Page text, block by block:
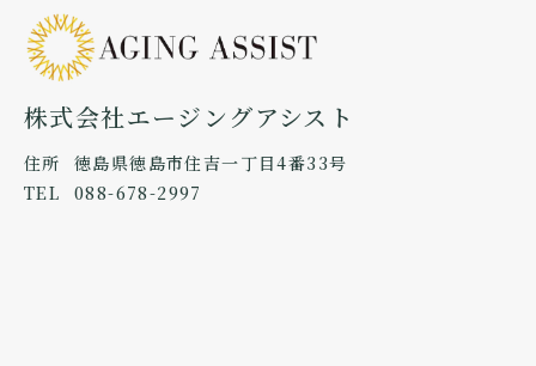
株式会社エージングアシスト
住所
徳島県徳島市住吉一丁目4番33号
TEL
088-678-2997